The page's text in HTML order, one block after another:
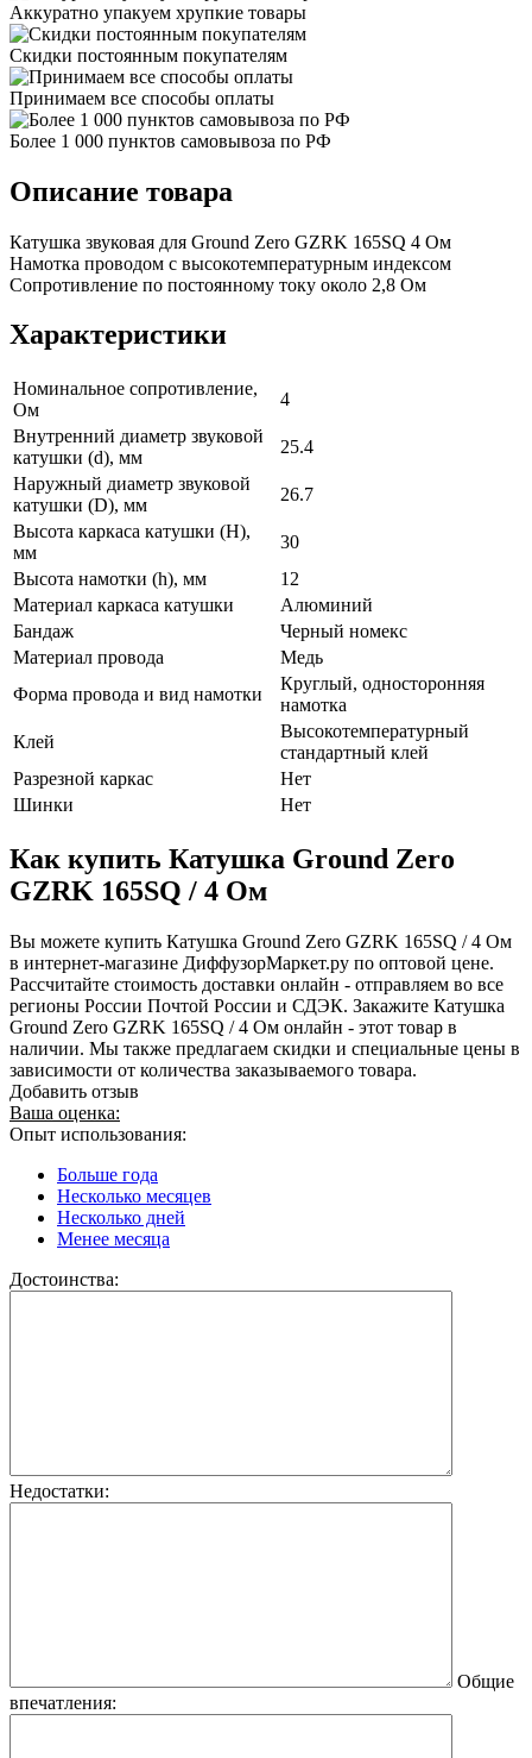
Аккуратно упакуем хрупкие товары
Скидки постоянным покупателям
Принимаем все способы оплаты
Более 1 000 пунктов самовывоза по РФ
Описание товара
Катушка звуковая для Ground Zero GZRK 165SQ 4 Ом
Намотка проводом с высокотемпературным индексом
Сопротивление по постоянному току около 2,8 Ом
Характеристики
Номинальное сопротивление,
Ом
4
Внутренний диаметр звуковой
катушки (d), мм
25.4
Наружный диаметр звуковой
катушки (D), мм
26.7
Высота каркаса катушки (H),
мм
30
Высота намотки (h), мм
12
Материал каркаса катушки
Алюминий
Бандаж
Черный номекс
Материал провода
Медь
Форма провода и вид намотки
Круглый, односторонняя
намотка
Клей
Высокотемпературный
стандартный клей
Разрезной каркас
Нет
Шинки
Нет
Как купить Катушка Ground Zero
GZRK 165SQ / 4 Ом
Вы можете купить Катушка Ground Zero GZRK 165SQ / 4 Ом
в интернет-магазине ДиффузорМаркет.ру по оптовой цене.
Рассчитайте стоимость доставки онлайн - отправляем во все
регионы России Почтой России и СДЭК. Закажите Катушка
Ground Zero GZRK 165SQ / 4 Ом онлайн - этот товар в
наличии. Мы также предлагаем скидки и специальные цены в
зависимости от количества заказываемого товара.
Добавить отзыв
Ваша оценка:
Опыт использования:
Больше года
Несколько месяцев
Несколько дней
Менее месяца
Достоинства:
Недостатки:
Общие
впечатления: